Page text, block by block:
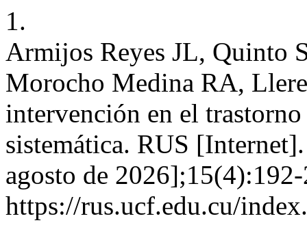
1.
Armijos Reyes JL, Quinto
Morocho Medina RA,
intervención en el
sistemática. RUS
agosto de
https://rus.ucf.edu.cu/